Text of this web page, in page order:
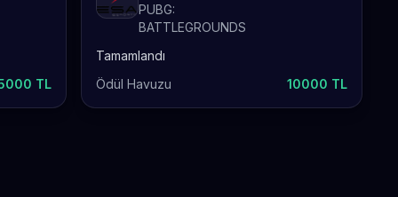
TL
PUBG:
BATTLEGROUNDS
Tamamlandı
Ödül Havuzu
10000 TL